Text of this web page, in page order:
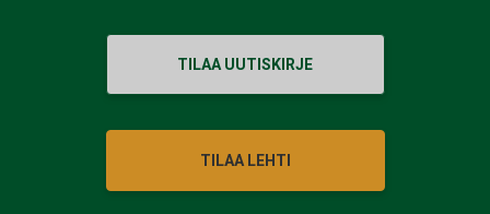
TILAA UUTISKIRJE
TILAA LEHTI